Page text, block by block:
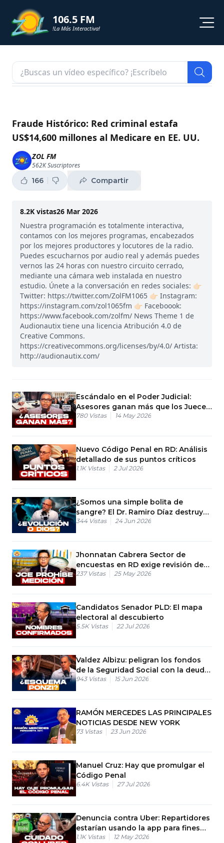
106.5 FM
!La Más Interactiva!
NOTICIAS
SHORTS
PODCAST
ZOL TV
Fraude Histórico: Red criminal estafa
US$14,600 millones al Medicare en EE. UU.
ZOL FM
562KSuscriptores
166 Compartir
8.2K vistas26 Mar 2026
Nuestra programación es totalmente interactiva,
contamos con los mejores programas, encabezados
por los mejores productores y locutores de la radio.
Puedes escucharnos por audio real y además puedes
vernos las 24 horas con nuestro circuito cerrado,
mediante una cámara web instalada en nuestro
estudio. Únete a la conversación en redes sociales: 👉🏻
Twitter: https://twitter.com/ZolFM1065 👉🏻 Instagram:
https://instagram.com/zol1065fm 👉🏻 Faceboook:
https://www.facebook.com/zolfm/ News Theme 1 de
Audionautix tiene una licencia Atribución 4.0 de
Creative Commons.
https://creativecommons.org/licenses/by/4.0/ Artista:
http://audionautix.com/
Escándalo en el Poder Judicial:
Asesores ganan más que los Jueces
de Corte
780 Vistas 14 May 2026
Nuevo Código Penal en RD: Análisis
detallado de sus puntos críticos
1.1K Vistas 2 Jul 2026
¿Somos una simple bolita de
sangre? El Dr. Ramiro Díaz destruye
la lógica de José la Luz
344 Vistas 24 Jun 2026
Jhonnatan Cabrera Sector de
encuestas en RD exige revisión de
medida de la Junta Central
237 Vistas 25 May 2026
Candidatos Senador PLD: El mapa
electoral al descubierto
5.5K Vistas 22 Jul 2026
Valdez Albizu: peligran los fondos
de la Seguridad Social con la deuda
del Gobierno
943 Vistas 15 Jun 2026
RAMÓN MERCEDES LAS PRINCIPALES
NOTICIAS DESDE NEW YORK
73 Vistas 23 Jun 2026
Manuel Cruz: Hay que promulgar el
Código Penal
6.4K Vistas 27 Jul 2026
Denuncia contra Uber: Repartidores
estarían usando la app para fines
ilícitos en RD.
1.1K Vistas 12 May 2026